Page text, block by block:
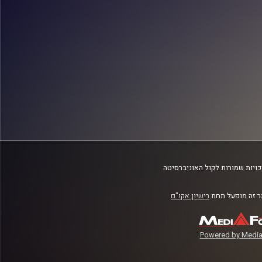
שמורות לקול האוניברסיטה
זה מופעל תחת רישיון אקו"ם
Powered by